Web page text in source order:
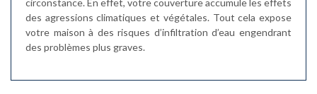
des agressions climatiques et végétales. Tout cela expose
votre maison à des risques d’infiltration d’eau engendrant
des problèmes plus graves.